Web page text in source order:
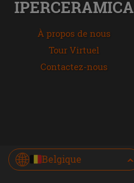
IPERCERAMICA
À propos de nous
Tour Virtuel
Contactez-nous
Belgique